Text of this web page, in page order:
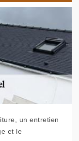
un entretien
et le